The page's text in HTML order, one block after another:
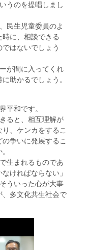
うのを提唱しまし
民生児童委員のよ
に、相談できる
はないでしょう
が間に入ってくれ
助かるでしょう。
平和です。
ると、相互理解が
、ケンカをするこ
争いに発展するこ
生まれるものであ
ければならない」
ういった心が大事
、多文化共生社会で